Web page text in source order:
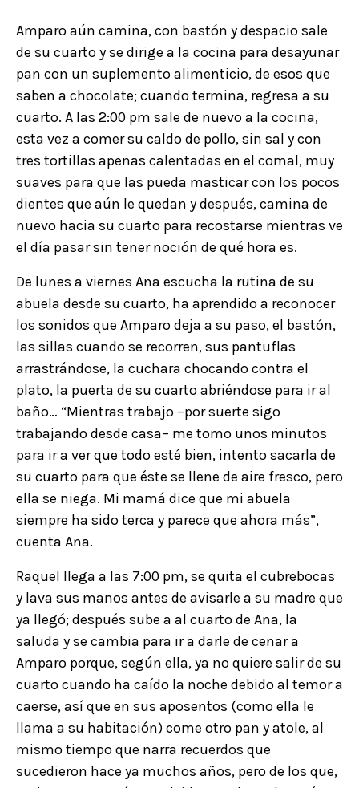
Amparo aún camina, con bastón y despacio sale
de su cuarto y se dirige a la cocina para desayunar
pan con un suplemento alimenticio, de esos que
saben a chocolate; cuando termina, regresa a su
cuarto. A las 2:00 pm sale de nuevo a la cocina,
esta vez a comer su caldo de pollo, sin sal y con
tres tortillas apenas calentadas en el comal, muy
suaves para que las pueda masticar con los pocos
dientes que aún le quedan y después, camina de
nuevo hacia su cuarto para recostarse mientras ve
el día pasar sin tener noción de qué hora es.
De lunes a viernes Ana escucha la rutina de su
abuela desde su cuarto, ha aprendido a reconocer
los sonidos que Amparo deja a su paso, el bastón,
las sillas cuando se recorren, sus pantuflas
arrastrándose, la cuchara chocando contra el
plato, la puerta de su cuarto abriéndose para ir al
baño… “Mientras trabajo –por suerte sigo
trabajando desde casa– me tomo unos minutos
para ir a ver que todo esté bien, intento sacarla de
su cuarto para que éste se llene de aire fresco, pero
ella se niega. Mi mamá dice que mi abuela
siempre ha sido terca y parece que ahora más”,
cuenta Ana.
Raquel llega a las 7:00 pm, se quita el cubrebocas
y lava sus manos antes de avisarle a su madre que
ya llegó; después sube a al cuarto de Ana, la
saluda y se cambia para ir a darle de cenar a
Amparo porque, según ella, ya no quiere salir de su
cuarto cuando ha caído la noche debido al temor a
caerse, así que en sus aposentos (como ella le
llama a su habitación) come otro pan y atole, al
mismo tiempo que narra recuerdos que
sucedieron hace ya muchos años, pero de los que,